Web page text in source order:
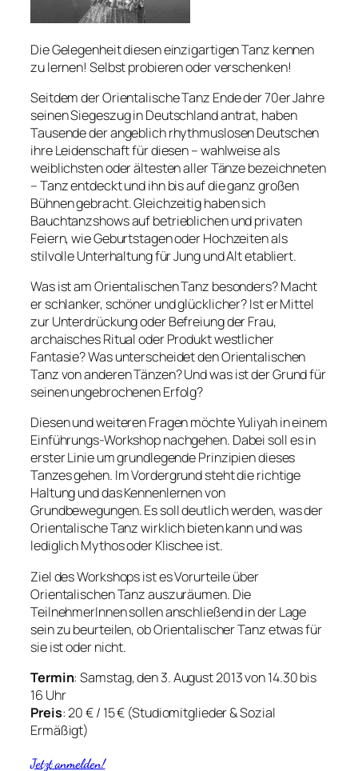
Die Gelegenheit diesen einzigartigen Tanz kennen
zu lernen! Selbst probieren oder verschenken!
Seitdem der Orientalische Tanz Ende der 70er Jahre
seinen Siegeszug in Deutschland antrat, haben
Tausende der angeblich rhythmuslosen Deutschen
ihre Leidenschaft für diesen – wahlweise als
weiblichsten oder ältesten aller Tänze bezeichneten
– Tanz entdeckt und ihn bis auf die ganz großen
Bühnen gebracht. Gleichzeitig haben sich
Bauchtanzshows auf betrieblichen und privaten
Feiern, wie Geburtstagen oder Hochzeiten als
stilvolle Unterhaltung für Jung und Alt etabliert.
Was ist am Orientalischen Tanz besonders? Macht
er schlanker, schöner und glücklicher? Ist er Mittel
zur Unterdrückung oder Befreiung der Frau,
archaisches Ritual oder Produkt westlicher
Fantasie? Was unterscheidet den Orientalischen
Tanz von anderen Tänzen? Und was ist der Grund für
seinen ungebrochenen Erfolg?
Diesen und weiteren Fragen möchte Yuliyah in einem
Einführungs-Workshop nachgehen. Dabei soll es in
erster Linie um grundlegende Prinzipien dieses
Tanzes gehen. Im Vordergrund steht die richtige
Haltung und das Kennenlernen von
Grundbewegungen. Es soll deutlich werden, was der
Orientalische Tanz wirklich bieten kann und was
lediglich Mythos oder Klischee ist.
Ziel des Workshops ist es Vorurteile über
Orientalischen Tanz auszuräumen. Die
TeilnehmerInnen sollen anschließend in der Lage
sein zu beurteilen, ob Orientalischer Tanz etwas für
sie ist oder nicht.
Termin: Samstag, den 3. August 2013 von 14.30 bis
16 Uhr
Preis: 20 € / 15 € (Studiomitglieder & Sozial
Ermäßigt)
Jetzt anmelden!